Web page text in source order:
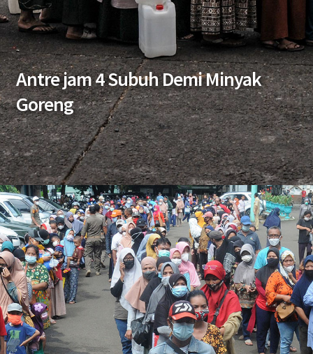
Antre jam 4 Subuh Demi Minyak
Goreng